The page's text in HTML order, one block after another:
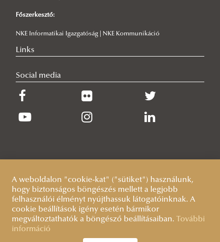
Főszerkesztő:
NKE Informatikai Igazgatóság | NKE Kommunikáció
Links
Social media
A weboldalon "cookie-kat" ("sütiket") használunk,
hogy biztonságos böngészés mellett a legjobb
felhasználói élményt nyújthassuk látogatóinknak. A
cookie beállítások igény esetén bármikor
megváltoztathatók a böngésző beállításaiban.
További
információ